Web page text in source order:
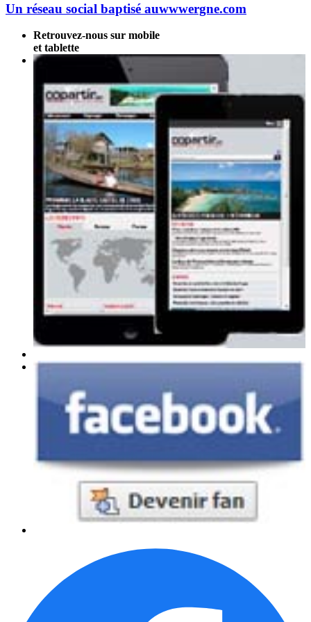
Un réseau social baptisé auwwwergne.com
Retrouvez-nous sur mobile
et tablette